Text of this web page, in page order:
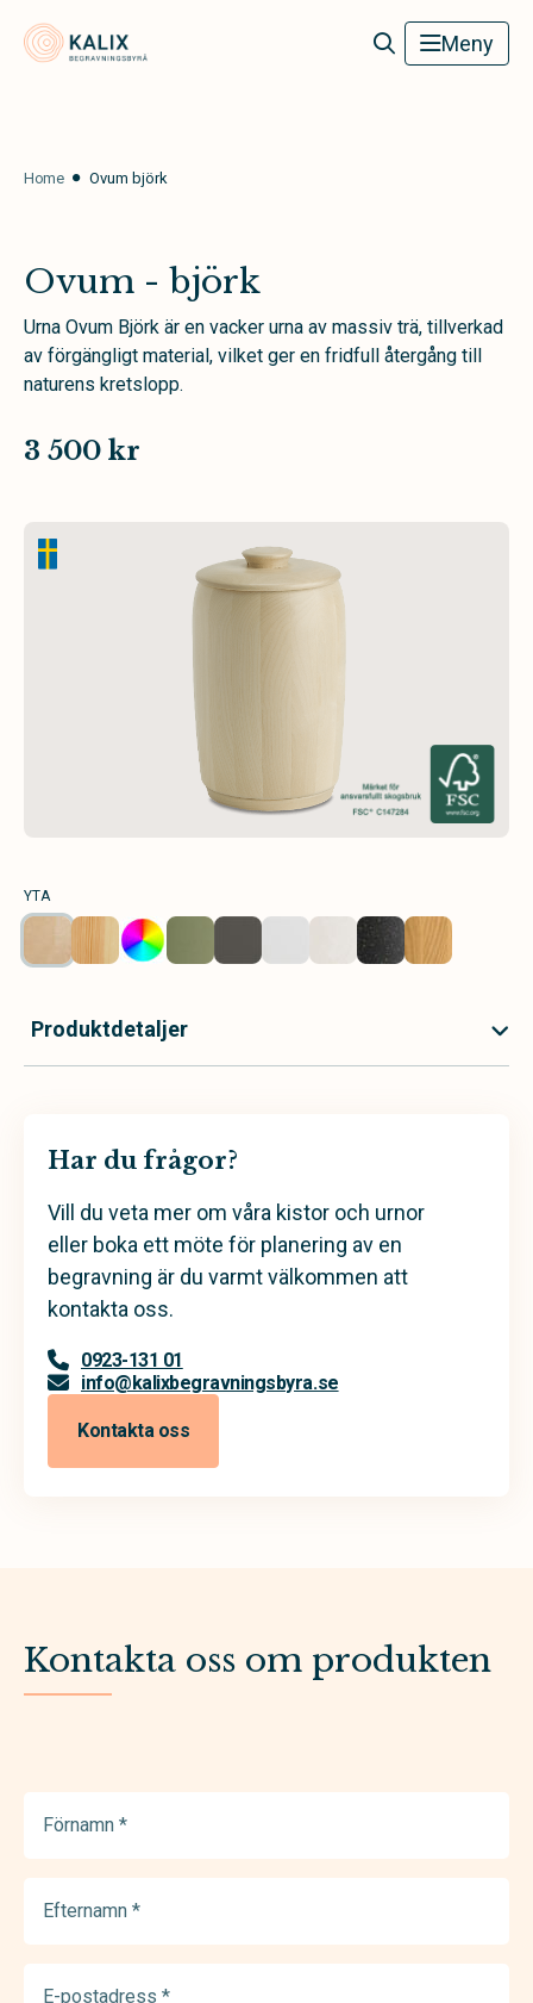
Meny
Home Ovum björk
Ovum - björk
Urna Ovum Björk är en vacker urna av massiv trä, tillverkad
av förgängligt material, vilket ger en fridfull återgång till
naturens kretslopp.
3 500 kr
YTA
Produktdetaljer
Har du frågor?
Vill du veta mer om våra kistor och urnor
eller boka ett möte för planering av en
begravning är du varmt välkommen att
kontakta oss.
0923-131 01
info@kalixbegravningsbyra.se
Kontakta oss
Kontakta oss om produkten
(Required)
(Required)